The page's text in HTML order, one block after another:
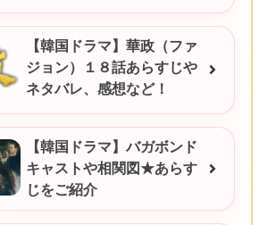
【韓国ドラマ】華政（ファ
ジョン）１８話あらすじや
ネタバレ、感想など！
【韓国ドラマ】バガボンド
キャストや相関図★あらす
じをご紹介